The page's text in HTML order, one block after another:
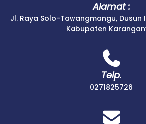
Alamat :
Jl. Raya Solo-Tawangmangu, Dusun
Kabupaten
Telp.
0271825726